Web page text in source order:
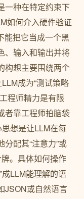
一种在特定约束下
如何介入硬件验证
能把它当成一个黑
、输入和输出并将
构想主要围绕两个
成为“测试策略
程师精力是有限
者靠工程师拍脑袋
想是让LLM在每
配其“注意力”或
。具体如何操作
LLM能理解的语
JSON或自然语言